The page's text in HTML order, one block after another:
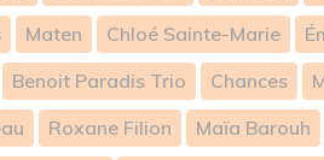
Maten Chloé Sainte-Marie
Benoit Paradis Trio Chances
Roxane Filion Maïa Barouh